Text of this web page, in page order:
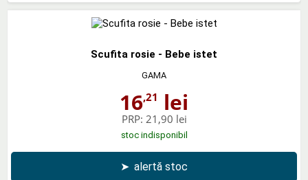
Scufita rosie - Bebe istet
GAMA
16,21 lei
PRP: 21,90 lei
stoc indisponibil
➤ alertă stoc